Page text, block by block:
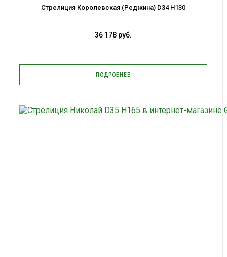
Стрелиция Королевская (Реджина) D34 H130
36 178 руб.
ПОДРОБНЕЕ